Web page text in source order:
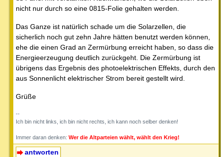
nicht nur durch so eine 0815-Folie gehalten werden.
Das Ganze ist natürlich schade um die Solarzellen, die
sicherlich noch gut zehn Jahre hätten benutzt werden können,
ehe die einen Grad an Zermürbung erreicht haben, so dass die
Energieerzeugung deutlich zurückgeht. Die Zermürbung ist
übrigens das Ergebnis des photoelektrischen Effekts, durch den
aus Sonnenlicht elektrischer Strom bereit gestellt wird.
Grüße
--
Ich bin nicht links, ich bin nicht rechts, ich kann noch selber denken!
Immer daran denken: Wer die Altparteien wählt, wählt den Krieg!
antworten